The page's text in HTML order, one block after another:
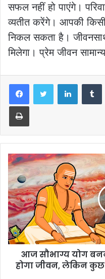
सफल नहीं हो पाएंगे।
व्यतीत करेंगे। आपकी
निकल सकता है।
मिलेगा। प्रेम जीवन
LinkedIn
Print
आज सौभाग्य योग
होगा जीवन, लेकिन